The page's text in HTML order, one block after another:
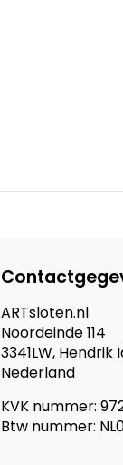
ARTsloten.nl
Noordeinde 114
3341LW,
Nederland
KVK nummer:
Btw nummer: